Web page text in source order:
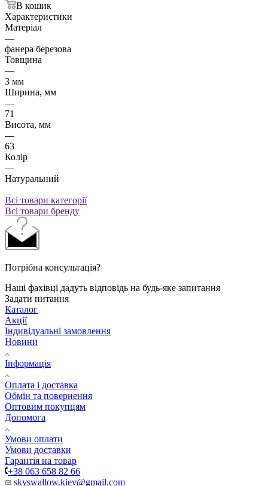
В кошик
Характеристики
Матеріал
—
фанера березова
Товщина
—
3 мм
Ширина, мм
—
71
Висота, мм
—
63
Колір
—
Натуральний
Всі товари категорії
Всі товари бренду
Потрібна консультація?
Наші фахівці дадуть відповідь на будь-яке запитання
Задати питання
Каталог
Акції
Індивідуальні замовлення
Новини
Інформація
Оплата і доставка
Обмін та повернення
Оптовим покупцям
Допомога
Умови оплати
Умови доставки
Гарантія на товар
+38 063 658 82 66
skyswallow.kiev@gmail.com